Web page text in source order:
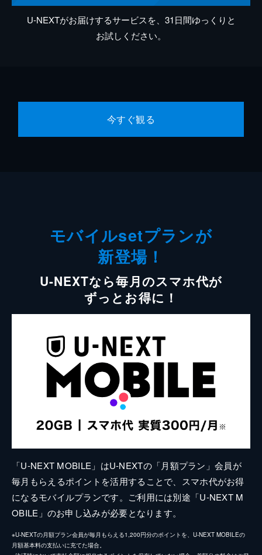
U-NEXTがお届けするサービスを、31日間ゆっくりと
お試しください。
今すぐ観る
モバイルsetプランが
新登場！
U-NEXTなら毎月のスマホ代が
ずっとお得に！
「U-NEXT MOBILE」はU-NEXTの「月額プラン」会員が
毎月もらえるポイントを活用することで、スマホ代がお得
になるモバイルプランです。ご利用には別途「U-NEXT M
OBILE」のお申し込みが必要となります。
※U-NEXTの月額プラン会員が毎月もらえる1,200円分のポイントを、U-NEXT MOBILEの
月額基本料の支払いに充てた場合。